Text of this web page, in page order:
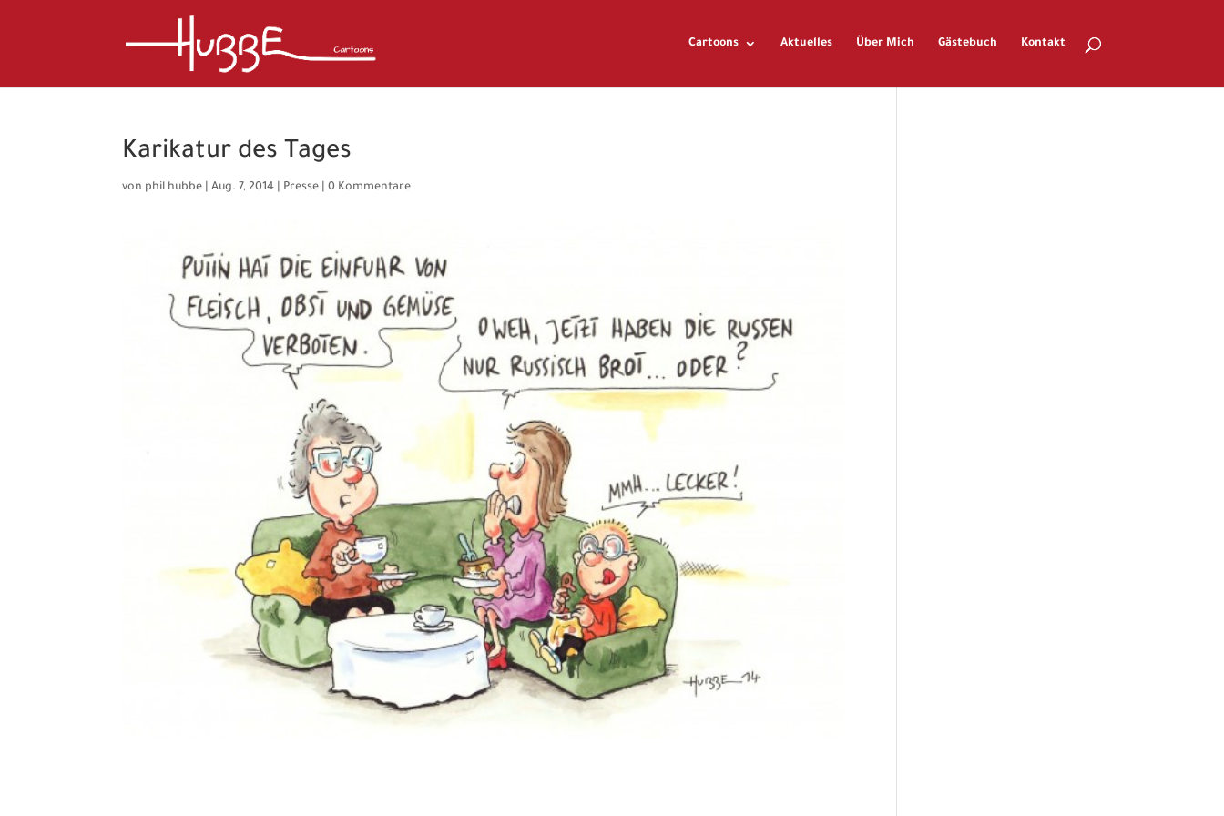
Cartoons Aktuelles Über Mich Gästebuch Kontakt
Karikatur des Tages
von phil hubbe |Aug. 7, 2014 Presse |0 Kommentare